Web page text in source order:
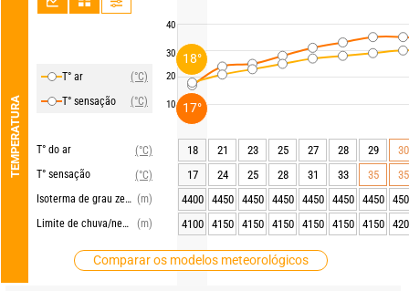
TEMPERATURA
T° ar
(°C)
T° sensação
(°C)
T° do ar
(°C)
T° sensação
(°C)
Isoterma de grau zero (m)
Limite de chuva/neve
(m)
Comparar os modelos meteorológicos
40
30
20
10
18 21 23 25 27 28 29
30
17
24 25 28 31 33 35
35
4400
4450 4450 4450 4450 4450 4450
4100
4150 4150 4150 4150 4150 4150
18°
17°